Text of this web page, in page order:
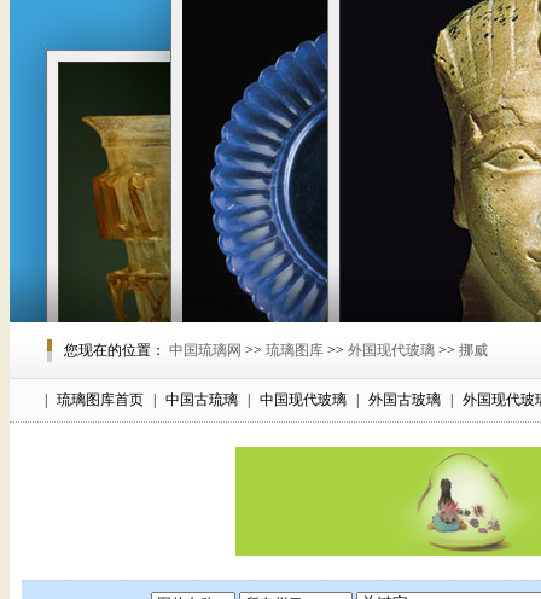
您现在的位置： 中国琉璃网 >> 琉璃图库 >> 外国现代玻璃 >> 挪威
琉璃图库首页 中国古琉璃 中国现代玻璃 外国古玻璃 外国现代玻